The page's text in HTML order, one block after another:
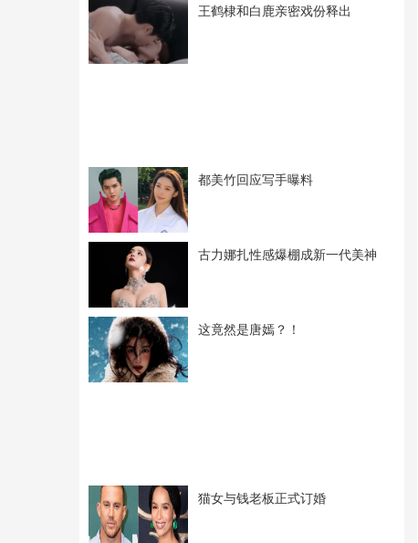
王鹤棣和白鹿亲密戏份释出
都美竹回应写手曝料
古力娜扎性感爆棚成新一代美神
这竟然是唐嫣？！
猫女与钱老板正式订婚